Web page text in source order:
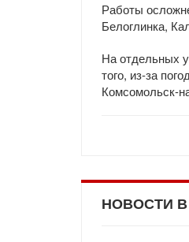
Работы
Белоглинка,
На отдельных
того, из-за
Комсомольск-
НОВОСТИ В